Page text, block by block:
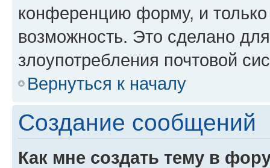
конференцию форму, и
возможность. Это сделано
злоупотребления почтовой
Вернуться к началу
Создание сообщений
Как мне создать тему в